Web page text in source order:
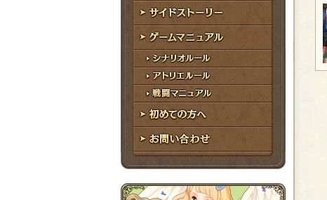
世界観
サイドストーリー
ゲームマニュアル
シナリオルール
アトリエルール
戦闘マニュアル
初めての方へ
お問い合わせ